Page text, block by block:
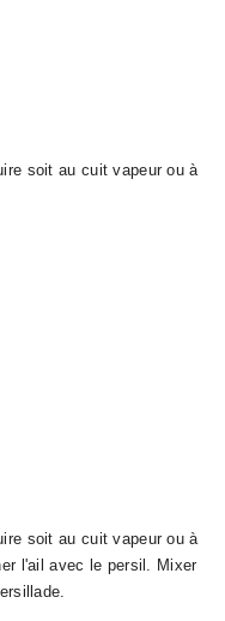
soit au cuit vapeur ou à
soit au cuit vapeur ou à
l'ail avec le persil. Mixer